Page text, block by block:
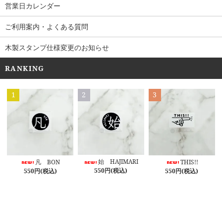
営業日カレンダー
ご利用案内・よくある質問
木製スタンプ仕様変更のお知らせ
RANKING
1
凡 BON
550円(税込)
2
始 HAJIMARI
550円(税込)
3
THIS!!
550円(税込)